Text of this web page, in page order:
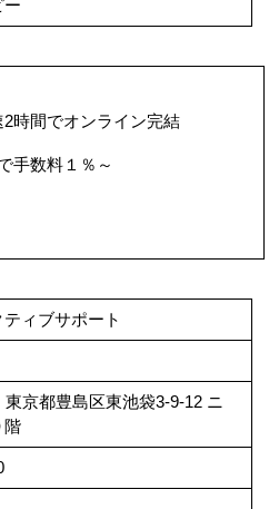
ー
2時間でオンライン完結
手数料１％～
ィブサポート
京都豊島区東池袋3-9-12 ニ
階